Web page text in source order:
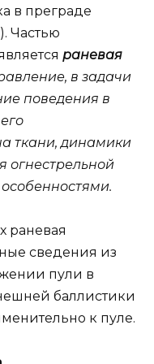
в преграде
Частью
раневая
в задачи
поведения в
ткани, динамики
огнестрельной
раневая
сведения из
пули в
баллистики
к пуле.